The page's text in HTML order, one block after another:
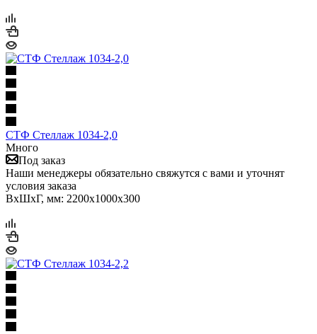
СТФ Стеллаж 1034-2,0
Много
Под заказ
Наши менеджеры обязательно свяжутся с вами и уточнят
условия заказа
ВхШхГ, мм: 2200x1000x300